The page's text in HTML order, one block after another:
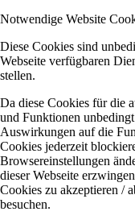
Notwendige Website
Diese Cookies sind
Webseite verfügbaren
stellen.
Da diese Cookies für die
und Funktionen
Auswirkungen auf die
Cookies jederzeit
Browsereinstellungen
dieser Webseite
Cookies zu akzeptieren /
besuchen.